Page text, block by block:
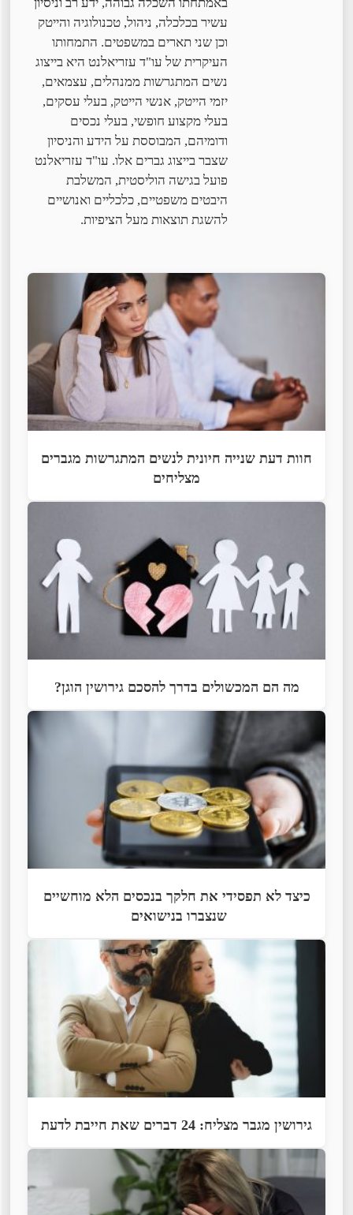
באמתחתו השכלה גבוהה, ידע רב וניסיון
עשיר בכלכלה, ניהול, טכנולוגיה והייטק
וכן שני תארים במשפטים. התמחותו
העיקרית של עו"ד עזריאלנט היא בייצוג
נשים המתגרשות ממנהלים, עצמאים,
יזמי הייטק, אנשי הייטק, בעלי עסקים,
בעלי מקצוע חופשי, בעלי נכסים
ודומיהם, המבוססת על הידע והניסיון
שצבר בייצוג גברים אלו. עו"ד עזריאלנט
פועל בגישה הוליסטית, המשלבת
היבטים משפטיים, כלכליים ואנושיים
להשגת תוצאות מעל הציפיות.
חוות דעת שנייה חיונית לנשים המתגרשות מגברים
מצליחים
מה הם המכשולים בדרך להסכם גירושין הוגן?
כיצד לא תפסידי את חלקך בנכסים הלא מוחשיים
שנצברו בנישואים
גירושין מגבר מצליח: 24 דברים שאת חייבת לדעת